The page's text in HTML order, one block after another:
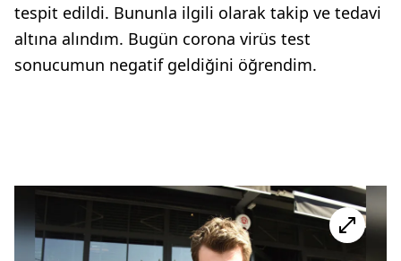
tespit edildi. Bununla ilgili olarak takip ve tedavi
altına alındım. Bugün corona virüs test
sonucumun negatif geldiğini öğrendim.